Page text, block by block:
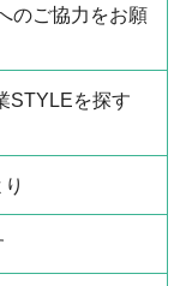
のご協力をお願
STYLEを探す